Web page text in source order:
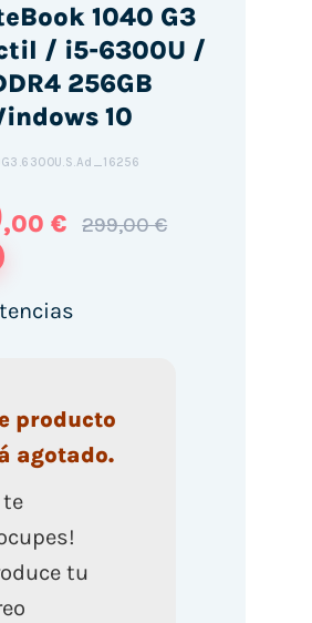
1040 G3
/ i5-6300U /
256GB
10
,00 € 299,00 €
producto
agotado.
te
tu